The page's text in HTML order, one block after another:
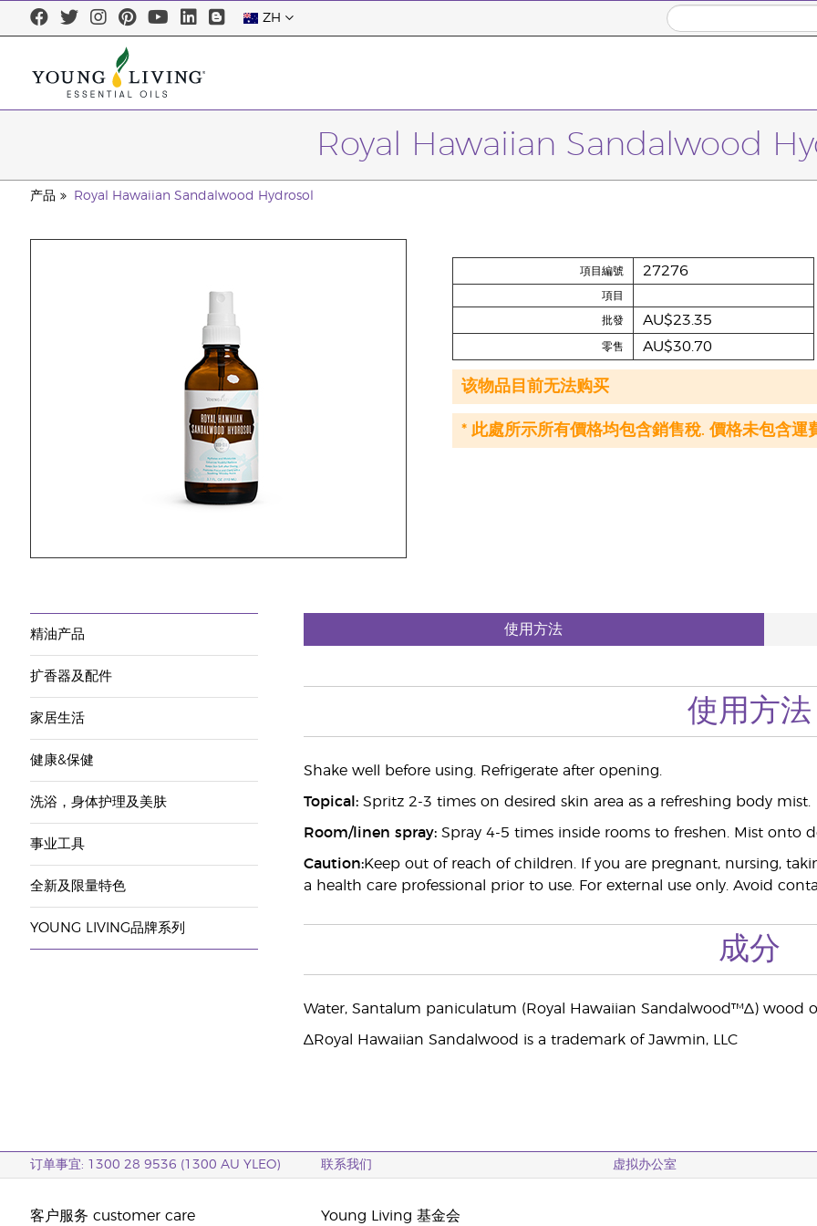
ZH
Royal Hawaiian Sandalwood
产品 Royal Hawaiian Sandalwood Hydrosol
項目編號 27276
項目
批發 AU$23.35
零售 AU$30.70
该物品目前无法购买
* 此處所示所有價格均包含銷售稅. 價格未包含運
精油产品
扩香器及配件
家居生活
健康&保健
洗浴，身体护理及美肤
事业工具
全新及限量特色
YOUNG LIVING品牌系列
使用方法
使用方法
Shake well before using. Refrigerate after opening.
Topical:Spritz 2-3 times on desired skin area as a refreshing body mist.
Room/linen spray:Spray 4-5 times inside rooms to freshen. Mist onto
Caution:Keep out of reach of children. If you are pregnant, nursing,
a health care professional prior to use. For external use only. Avoid
成分
Water, Santalum paniculatum (Royal Hawaiian Sandalwood™∆) wood
∆Royal Hawaiian Sandalwood is a trademark of Jawmin, LLC
订单事宜: 1300 28 9536 (1300 AU YLEO) 联系我们 虚拟办公室
客户服务 customer care Young Living 基金会